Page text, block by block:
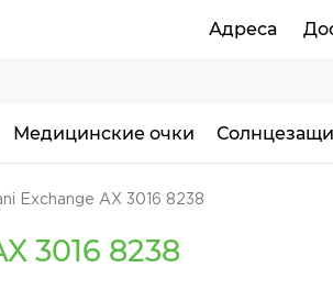
Адреса
Медицинские очки
Exchange AX 3016 8238
3016 8238